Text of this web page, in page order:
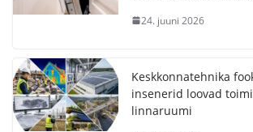
24. juuni 2026
Keskkonnatehnika
insenerid loovad
linnaruumi